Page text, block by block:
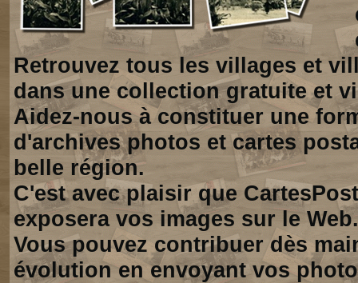
Retrouvez tous les villages et
dans une collection gratuite et
Aidez-nous à constituer une
d'archives photos et cartes
belle région.
C'est avec plaisir que
exposera vos images sur le Web.
Vous pouvez contribuer dès
évolution en envoyant vos